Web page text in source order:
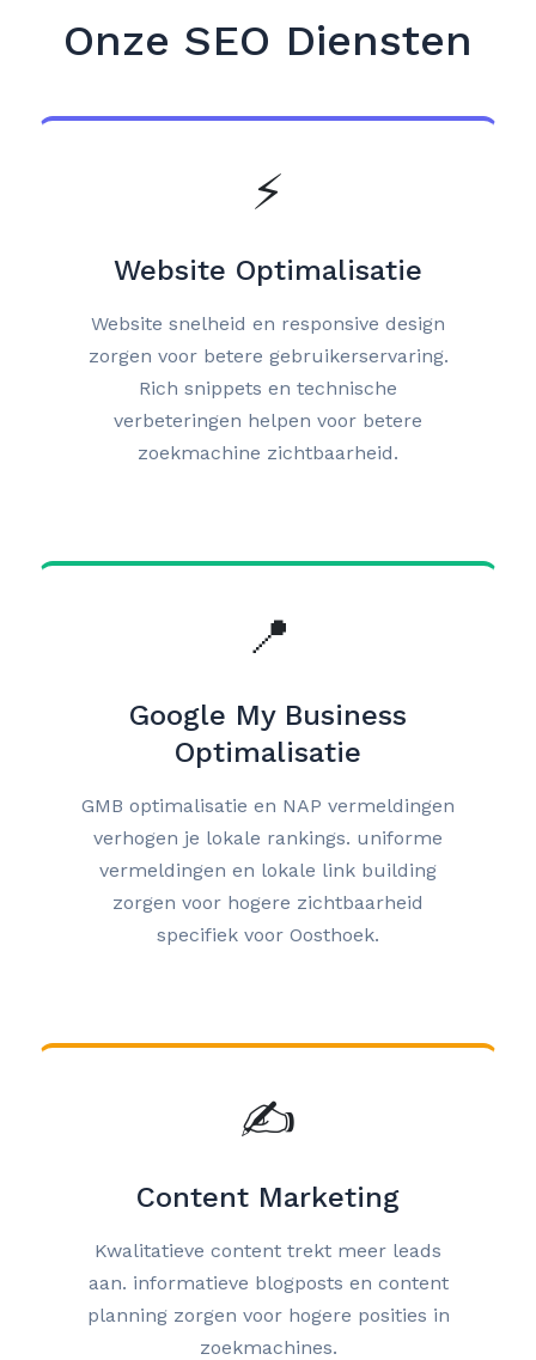
Onze SEO Diensten
⚡
Website Optimalisatie
Website snelheid en responsive design
zorgen voor betere gebruikerservaring.
Rich snippets en technische
verbeteringen helpen voor betere
zoekmachine zichtbaarheid.
📍
Google My Business
Optimalisatie
GMB optimalisatie en NAP vermeldingen
verhogen je lokale rankings. uniforme
vermeldingen en lokale link building
zorgen voor hogere zichtbaarheid
specifiek voor Oosthoek.
✍️
Content Marketing
Kwalitatieve content trekt meer leads
aan. informatieve blogposts en content
planning zorgen voor hogere posities in
zoekmachines.